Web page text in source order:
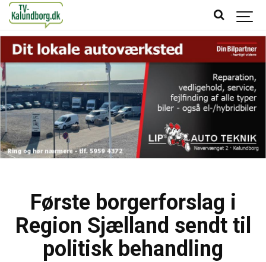
Første borgerforslag i
Region Sjælland sendt til
politisk behandling